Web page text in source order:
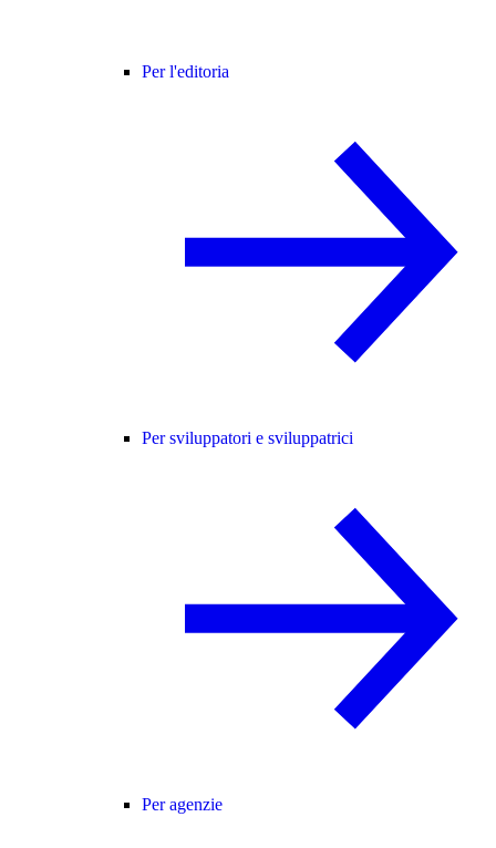
Per l'editoria
Per sviluppatori e sviluppatrici
Per agenzie